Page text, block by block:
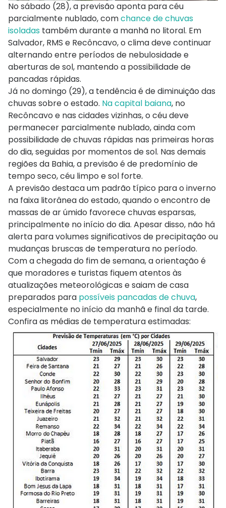
No sábado (28), a previsão aponta para céu
parcialmente nublado, comchance de chuvas
isoladas também durante a manhã no litoral. Em
Salvador, RMS e Recôncavo, o clima deve continuar
alternando entre períodos de nebulosidade e
aberturas de sol, mantendo a possibilidade de
pancadas rápidas.
Já no domingo (29), a tendência é de diminuição das
chuvas sobre o estado. Na capital baiana, no
Recôncavo e nas cidades vizinhas, o céu deve
permanecer parcialmente nublado, ainda com
possibilidade de chuvas rápidas nas primeiras horas
do dia, seguidas por momentos de sol. Nas demais
regiões da Bahia, a previsão é de predomínio de
tempo seco, céu limpo e sol forte.
A previsão destaca um padrão típico para o inverno
na faixa litorânea do estado, quando o encontro de
massas de ar úmido favorece chuvas esparsas,
principalmente no início do dia. Apesar disso, não há
alerta para volumes significativos de precipitação ou
mudanças bruscas de temperatura no período.
Com a chegada do fim de semana, a orientação é
que moradores e turistas fiquem atentos às
atualizações meteorológicas e saiam de casa
preparados para possíveis pancadas de chuva,
especialmente no início da manhã e final da tarde.
Confira as médias de temperatura estimadas: